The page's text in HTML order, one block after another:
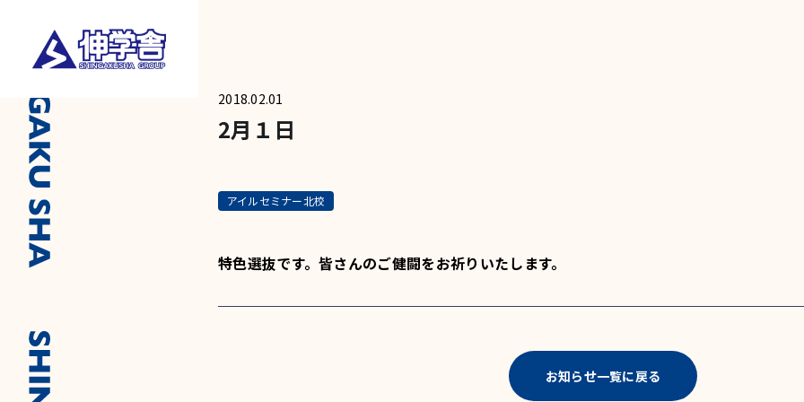
2018.02.01
2月１日
アイルセミナー北校
特色選抜です。皆さんのご健闘をお祈りいたします。
お知らせ一覧に戻る